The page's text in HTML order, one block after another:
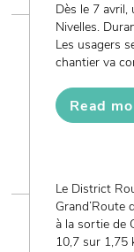
Dès le 7
Nivelles.
Les usagers
chantier va
Read
Le District
Grand’Route
à la sortie de
10,7 sur 1,75